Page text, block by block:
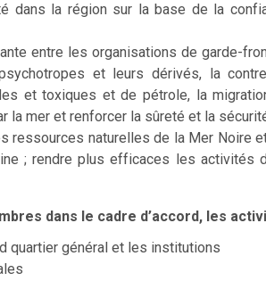
dans la région sur la base de la
entre les organisations de garde-
et leurs dérivés, la
et toxiques et de pétrole, la
mer et renforcer la sûreté et la
ressources naturelles de la Mer Noire
; rendre plus efficaces les activités
dans le cadre d’accord, les
quartier général et les institutions